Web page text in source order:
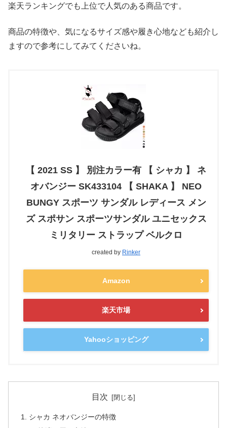
楽天ランキングでも上位で人気のある商品です。
商品の特徴や、気になるサイズ感や履き心地なども紹介し
ますので参考にしてみてくださいね。
【 2021 SS 】 別注カラー有 【 シャカ 】 ネ
オバンジー SK433104 【 SHAKA 】 NEO
BUNGY スポーツ サンダル レディース メン
ズ スポサン スポーツサンダル ユニセックス
ミリタリー ストラップ ベルクロ
created by Rinker
Amazon
楽天市場
Yahooショッピング
目次
シャカ ネオバンジーの特徴